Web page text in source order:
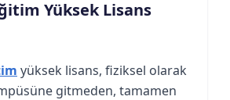
Yüksek Lisans
yüksek lisans, fiziksel olarak
gitmeden, tamamen